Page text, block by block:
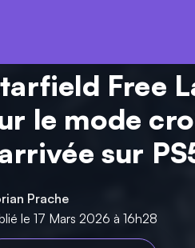
Free
le mode
sur
Prache
le 17 Mars 2026 à 16h28